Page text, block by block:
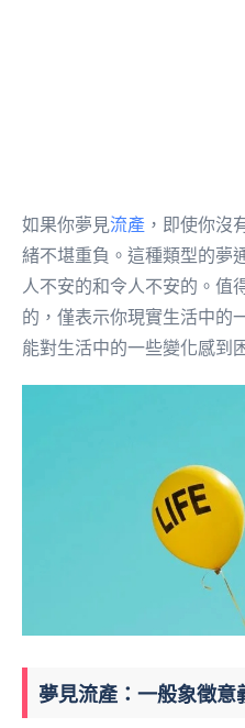
如果你夢見流產 ，即使你沒
緒不堪重負。這種類型的夢
人不安的和令人不安的。值
的，僅表示你現實生活中的
能對生活中的一些變化感到
夢見流產：一般象徵意